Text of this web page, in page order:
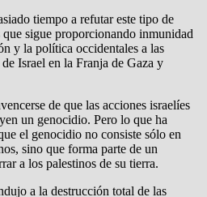
tiempo a refutar este tipo de
sigue proporcionando inmunidad
y la política occidentales a las
Israel en la Franja de Gaza y
de que las acciones israelíes
un genocidio. Pero lo que ha
el genocidio no consiste sólo en
sino que forma parte de un
a los palestinos de su tierra.
a la destrucción total de las